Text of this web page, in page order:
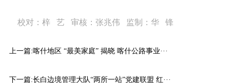
校对：梓 艺 审核：张兆伟 监制：华 锋
上一篇:喀什地区 “最美家庭” 揭晓 喀什公路事业···
下一篇:长白边境管理大队“两所一站”党建联盟 红···